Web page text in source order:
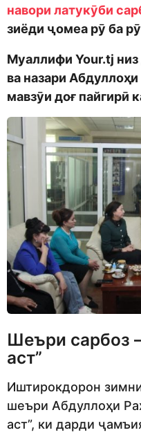
навори латукӯби
зиёди ҷомеа рӯ ба
Муаллифи Your.tj низ
ва назари
мавзӯи доғ пайгирӣ
Шеъри сарбоз
аст”
Иштирокдорон
шеъри Абдуллоҳи
аст”, ки дарди